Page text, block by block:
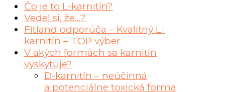
Čo je to L-karnitín?
Vedel si, že…?
Fitland odporúča – Kvalitný L-
karnitín – TOP výber
V akých formách sa karnitín
vyskytuje?
D-karnitín – neúčinná
a potenciálne toxická forma